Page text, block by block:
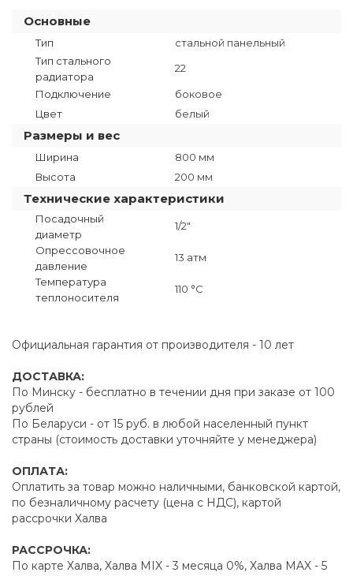
Основные
Тип
стальной панельный
Тип стального
радиатора
22
Подключение
боковое
Цвет
белый
Размеры и вес
Ширина
800 мм
Высота
200 мм
Технические характеристики
Посадочный
диаметр
1/2"
Опрессовочное
давление
13 атм
Температура
теплоносителя
110 °C
Официальная гарантия от производителя - 10 лет
ДОСТАВКА:
По Минску - бесплатно в течении дня при заказе от 100
рублей
По Беларуси - от 15 руб. в любой населенный пункт
страны (стоимость доставки уточняйте у менеджера)
ОПЛАТА:
Оплатить за товар можно наличными, банковской картой,
по безналичному расчету (цена с НДС), картой
рассрочки Халва
РАССРОЧКА:
По карте Халва, Халва MIX - 3 месяца 0%, Халва MAX - 5